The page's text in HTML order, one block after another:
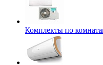
Комплекты по